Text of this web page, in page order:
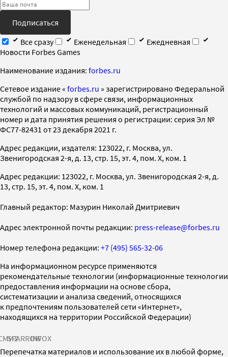
Подписаться
Все сразу
Еженедельная
Ежедневная
Новости Forbes Games
Наименование издания: forbes.ru
Cетевое издание « forbes.ru » зарегистрировано Федеральной
службой по надзору в сфере связи, информационных
технологий и массовых коммуникаций, регистрационный
номер и дата принятия решения о регистрации: серия Эл №
ФС77-82431 от 23 декабря 2021 г.
Адрес редакции, издателя: 123022, г. Москва, ул.
Звенигородская 2-я, д. 13, стр. 15, эт. 4, пом. X, ком. 1
Адрес редакции: 123022, г. Москва, ул. Звенигородская 2-я, д.
13, стр. 15, эт. 4, пом. X, ком. 1
Главный редактор: Мазурин Николай Дмитриевич
Адрес электронной почты редакции: press-release@forbes.ru
Номер телефона редакции: +7 (495) 565-32-06
На информационном ресурсе применяются
рекомендательные технологии (информационные технологии
предоставления информации на основе сбора,
систематизации и анализа сведений, относящихся
к предпочтениям пользователей сети «Интернет»,
находящихся на территории Российской Федерации)
SPARROWINFOX
Перепечатка материалов и использование их в любой форме,